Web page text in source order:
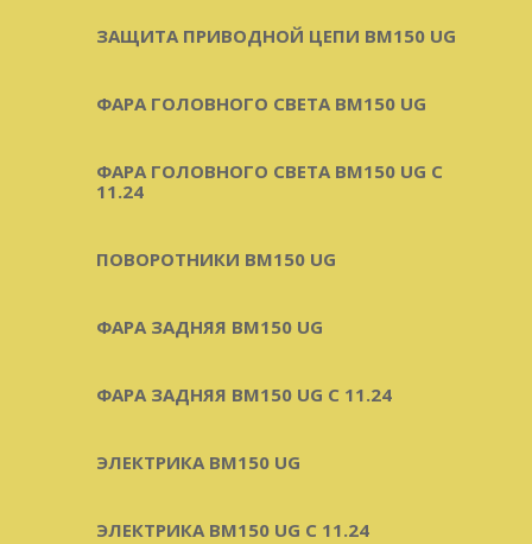
ЗАЩИТА ПРИВОДНОЙ ЦЕПИ BM150 UG
ФАРА ГОЛОВНОГО СВЕТА BM150 UG
ФАРА ГОЛОВНОГО СВЕТА BM150 UG C
11.24
ПОВОРОТНИКИ BM150 UG
ФАРА ЗАДНЯЯ BM150 UG
ФАРА ЗАДНЯЯ BM150 UG С 11.24
ЭЛЕКТРИКА BM150 UG
ЭЛЕКТРИКА BM150 UG C 11.24